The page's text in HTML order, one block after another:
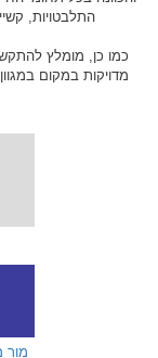
התלבטויות,
כמו כן, מומלץ
מדויקות במקום
מור